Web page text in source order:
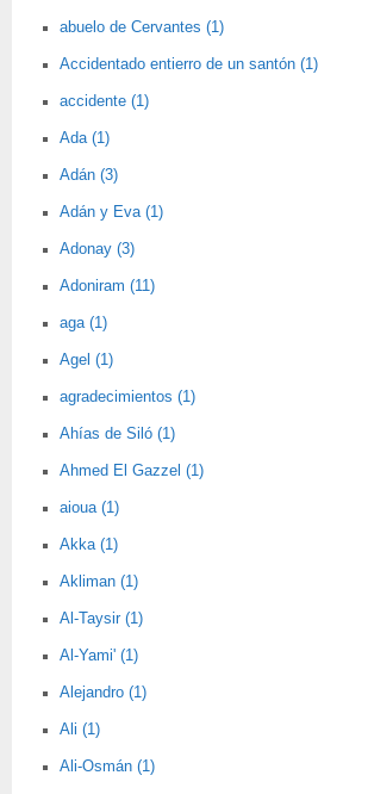
abuelo de Cervantes (1)
Accidentado entierro de un santón (1)
accidente (1)
Ada (1)
Adán (3)
Adán y Eva (1)
Adonay (3)
Adoniram (11)
aga (1)
Agel (1)
agradecimientos (1)
Ahías de Siló (1)
Ahmed El Gazzel (1)
aioua (1)
Akka (1)
Akliman (1)
Al-Taysir (1)
Al-Yami' (1)
Alejandro (1)
Ali (1)
Ali-Osmán (1)